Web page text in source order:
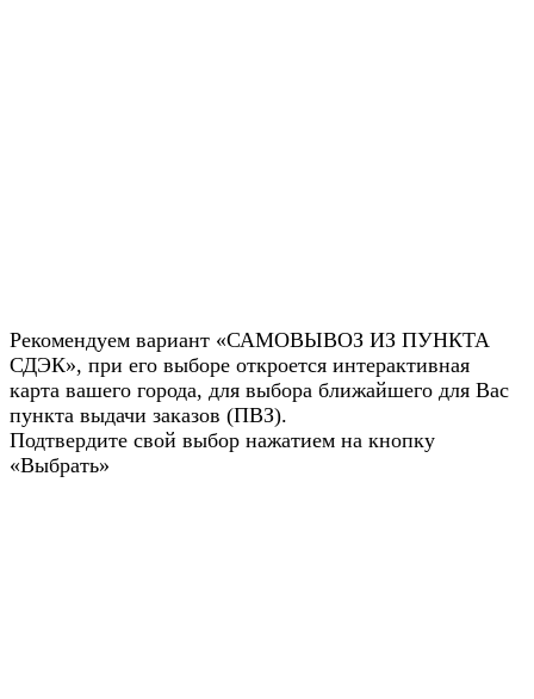
Рекомендуем вариант «САМОВЫВОЗ ИЗ ПУНКТА
СДЭК», при его выборе откроется интерактивная
карта вашего города, для выбора ближайшего для Вас
пункта выдачи заказов (ПВЗ).
Подтвердите свой выбор нажатием на кнопку
«Выбрать»